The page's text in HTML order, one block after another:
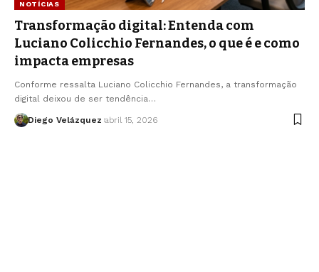
NOTÍCIAS
Transformação digital: Entenda com
Luciano Colicchio Fernandes, o que é e como
impacta empresas
Conforme ressalta Luciano Colicchio Fernandes, a transformação
digital deixou de ser tendência…
Diego Velázquez abril 15, 2026